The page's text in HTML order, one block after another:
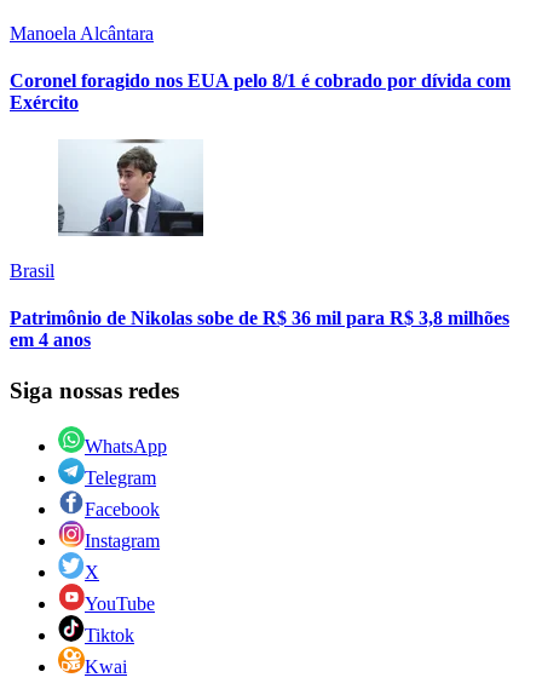
Manoela Alcântara
Coronel foragido nos EUA pelo 8/1 é cobrado por dívida com
Exército
Brasil
Patrimônio de Nikolas sobe de R$ 36 mil para R$ 3,8 milhões
em 4 anos
Siga nossas redes
WhatsApp
Telegram
Facebook
Instagram
X
YouTube
Tiktok
Kwai